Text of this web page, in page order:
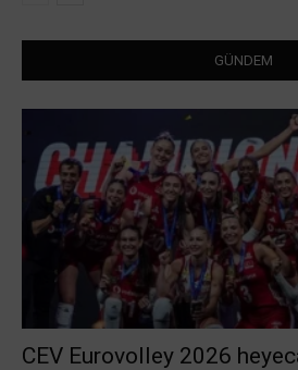
GÜNDEM
CEV Eurovolley 2026